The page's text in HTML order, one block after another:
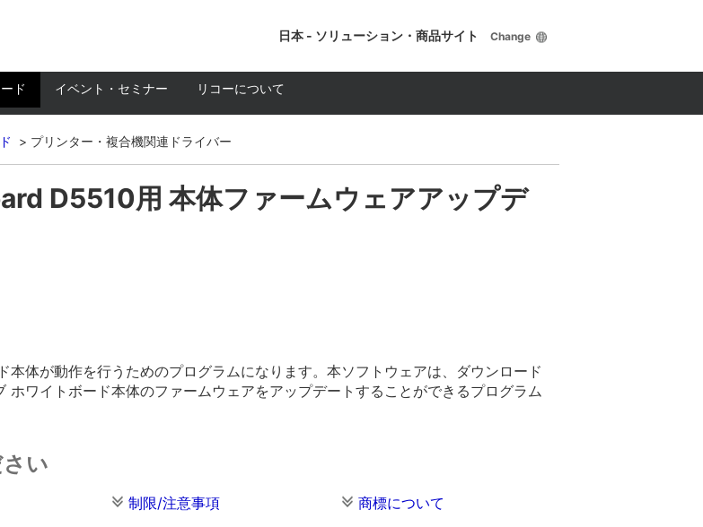
日本 - ソリューション・商品サイト Change
ド イベント・セミナー リコーについて
プリンター・複合機関連ドライバー
D5510用 本体ファームウェアアップデ
体が動作を行うためのプログラムになります。本ソフトウェアは、ダウンロード
ワイトボード本体のファームウェアをアップデートすることができるプログラム
い
制限/注意事項
商標について